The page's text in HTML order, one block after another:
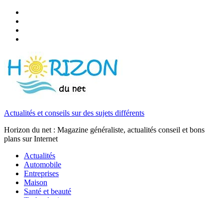
Actualités et conseils sur des sujets différents
Horizon du net : Magazine généraliste, actualités conseil et bons
plans sur Internet
Actualités
Automobile
Entreprises
Maison
Santé et beauté